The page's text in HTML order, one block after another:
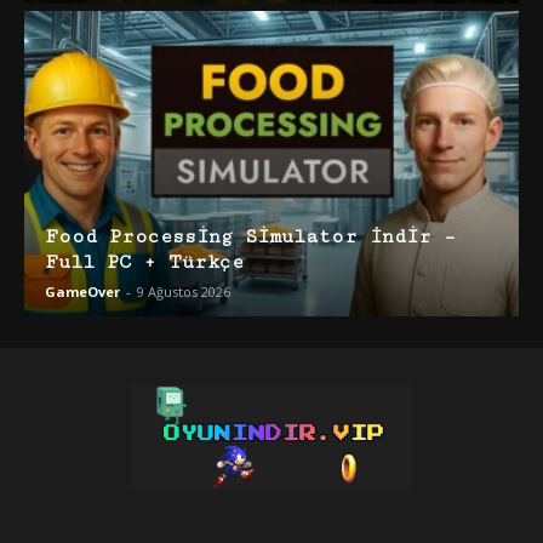
Food Processing Simulator İndir –
Full PC + Türkçe
GameOver - 9 Ağustos 2026